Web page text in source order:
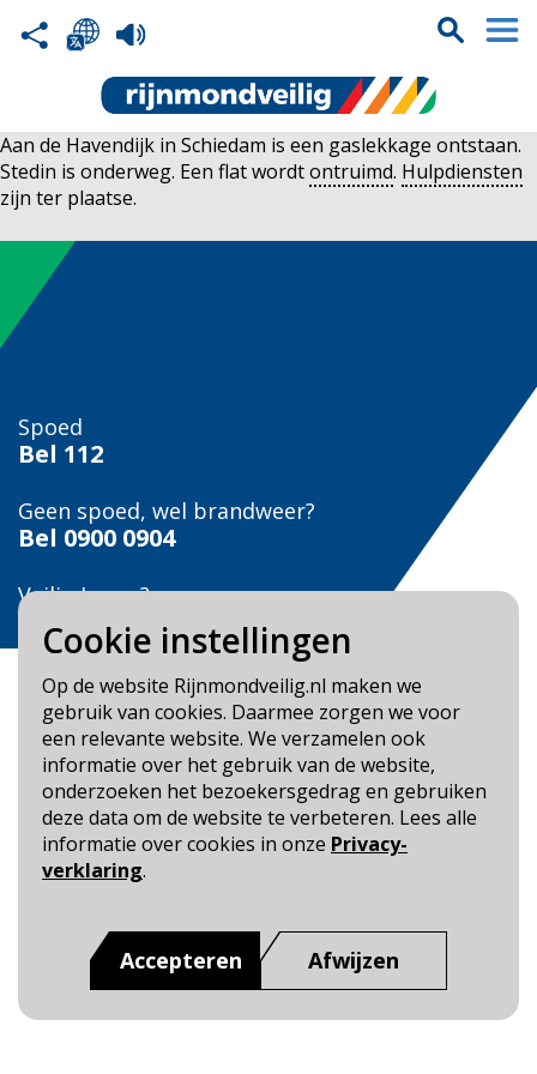
Cookie instellingen
Op de website Rijnmondveilig.nl maken we
gebruik van cookies. Daarmee zorgen we voor
een relevante website. We verzamelen ook
informatie over het gebruik van de website,
onderzoeken het bezoekersgedrag en gebruiken
deze data om de website te verbeteren. Lees alle
informatie over cookies in onze Privacy-
verklaring.
Accepteren Afwijzen
Aan de Havendijk in Schiedam is een gaslekkage ontstaan.
Stedin is onderweg. Een flat wordtontruimd. Hulpdiensten
zijn ter plaatse.
Spoed
Bel 112
Geen spoed, wel brandweer?
Bel 0900 0904
Veilig Leven?
Bel 0900-8387
Blijf op de hoogte
Cookie- en Privacybeleid
Toegankelijkheid
Rijnmond